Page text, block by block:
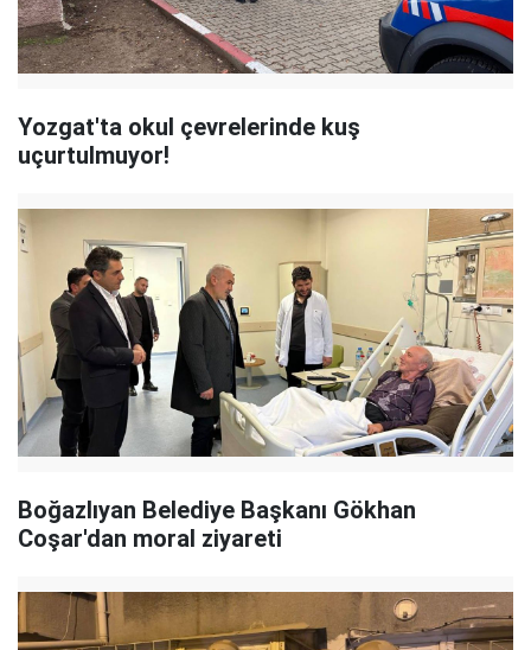
Yozgat'ta okul çevrelerinde kuş
uçurtulmuyor!
Boğazlıyan Belediye Başkanı Gökhan
Coşar'dan moral ziyareti